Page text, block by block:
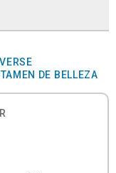
DE BELLEZA